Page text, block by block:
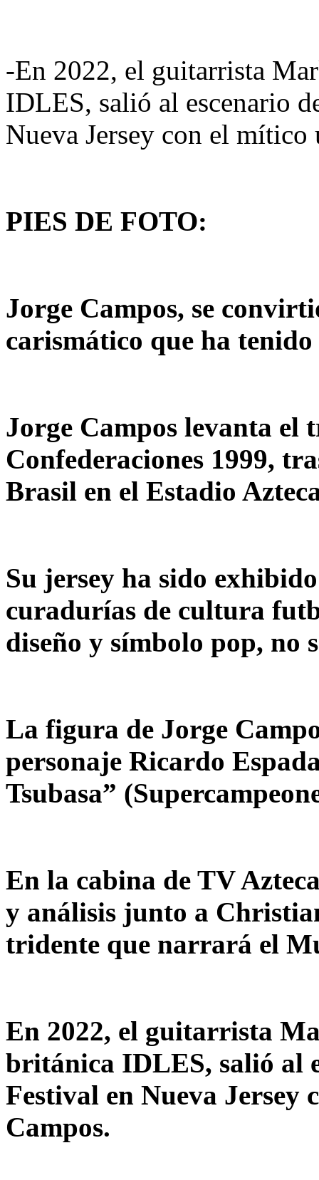
-En 2022, el guitarrista
IDLES, salió al escenario
Nueva Jersey con el
PIES DE FOTO:
Jorge Campos, se
carismático que ha
Jorge Campos levanta el
Confederaciones 1999,
Brasil en el Estadio
Su jersey ha sido
curadurías de cultura
diseño y símbolo pop, no
La figura de Jorge
personaje Ricardo
Tsubasa”
En la cabina de TV
y análisis junto a
tridente que narrará el
En 2022, el guitarrista
británica IDLES, salió al
Festival en Nueva Jersey
Campos.